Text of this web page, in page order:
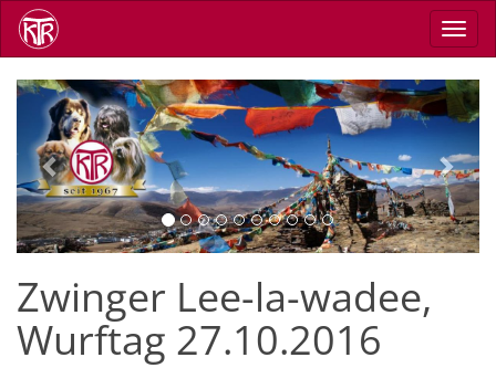
Skip
main
Previous Next
Zwinger Lee-la-wadee,
Wurftag 27.10.2016